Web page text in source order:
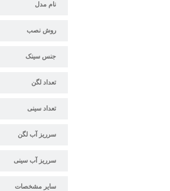
نام مدل
روش نصب
جنس سینک
تعداد لگن
تعداد سینی
سرریز آب لگن
سرریز آب سینی
سایر مشخصات